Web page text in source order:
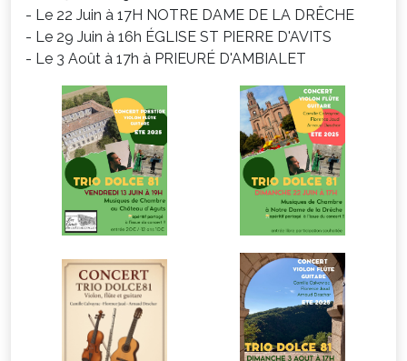
- Le 22 Juin à 17H NOTRE DAME DE LA DRÊCHE
- Le 29 Juin à 16h ÉGLISE ST PIERRE D'AVITS
- Le 3 Août à 17h à PRIEURÉ D'AMBIALET